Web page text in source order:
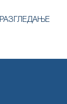
РАЗГЛЕДАЊЕ